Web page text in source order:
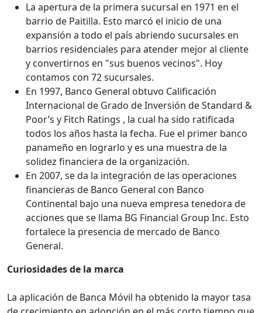
La apertura de la primera sucursal en 1971 en el
barrio de Paitilla. Esto marcó el inicio de una
expansión a todo el país abriendo sucursales en
barrios residenciales para atender mejor al cliente
y convertirnos en "sus buenos vecinos". Hoy
contamos con 72 sucursales.
En 1997, Banco General obtuvo Calificación
Internacional de Grado de Inversión de Standard &
Poor’s y Fitch Ratings , la cual ha sido ratificada
todos los años hasta la fecha. Fue el primer banco
panameño en lograrlo y es una muestra de la
solidez financiera de la organización.
En 2007, se da la integración de las operaciones
financieras de Banco General con Banco
Continental bajo una nueva empresa tenedora de
acciones que se llama BG Financial Group Inc. Esto
fortalece la presencia de mercado de Banco
General.
Curiosidades de la marca
La aplicación de Banca Móvil ha obtenido la mayor tasa